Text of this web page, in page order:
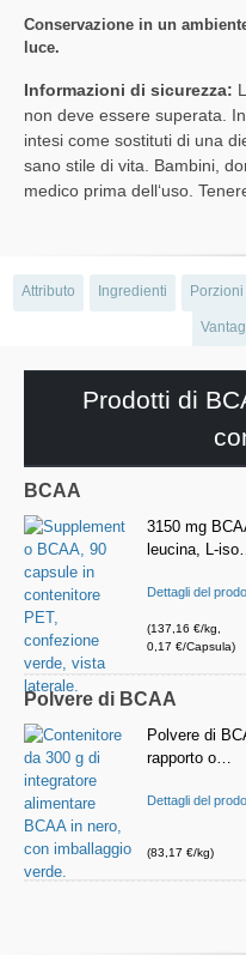
Conservazione in un
luce.
Informazioni di sicurezza:
non deve essere superata.
intesi come sostituti di una
sano stile di vita. Bambini,
medico prima dell‘uso.
Attributo Ingredienti Porzioni
Prodotti di
BCAA
3150 mg
leucina, L-iso…
Dettagli del
(137,16 €/kg,
0,17 €/Capsula)
Polvere di BCAA
Polvere di
rapporto o…
Dettagli del
(83,17 €/kg)